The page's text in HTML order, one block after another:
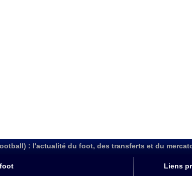
: l'actualité du foot, des transferts et du
Liens